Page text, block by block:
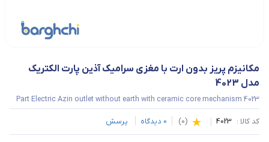
مدل 4023
Part Electric Azin outlet without earth with ceramic core mechanism 4023
کد کالا : 4023
(
0
)
0 دیدگاه پرسش